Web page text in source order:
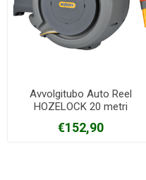
Avvolgitubo Auto Reel
HOZELOCK 20 metri
€152,90